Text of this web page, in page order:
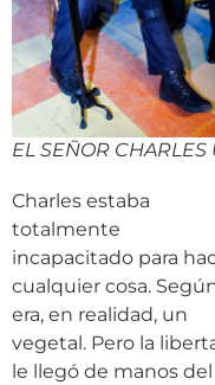
EL SEÑOR CHARLES
Charles estaba
totalmente
incapacitado para
cualquier cosa.
era, en realidad, un
vegetal. Pero la
le llegó de manos del